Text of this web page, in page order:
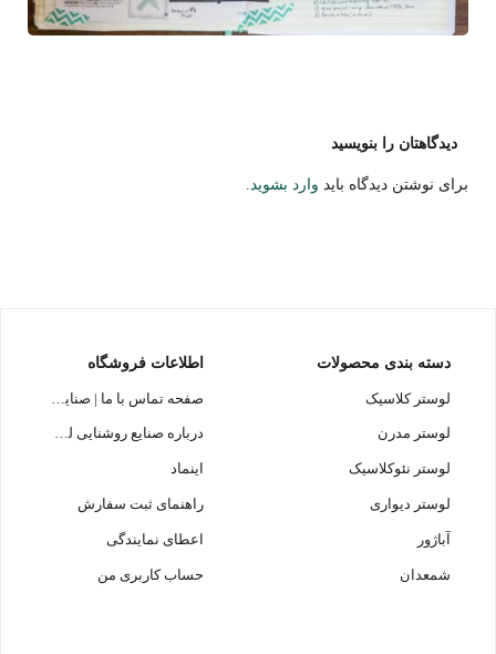
دیدگاهتان را بنویسید
برای نوشتن دیدگاه باید وارد بشوید
دسته بندی محصولات
لوستر کلاسیک
لوستر مدرن
لوستر نئوکلاسیک
لوستر دیواری
آباژور
شمعدان
اطلاعات فروشگاه
درباره صنایع روشنایی لوسترسازان
اینماد
راهنمای ثبت سفارش
اعطای نمایندگی
حساب کاربری من